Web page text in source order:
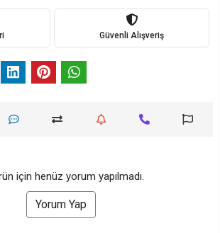
Güvenli Alışveriş
için henüz yorum yapılmadı.
Yorum Yap